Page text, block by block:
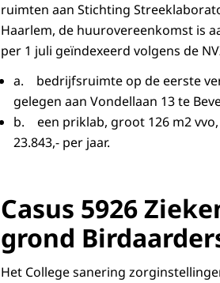
ruimten aan Stichting
Haarlem, de huurovereenkomst is
per 1 juli geïndexeerd volgens de
a. bedrijfsruimte op de eerste
gelegen aan Vondellaan 13 te
b. een priklab, groot 126 m2 vvo,
23.843,- per jaar.
Casus 5926
grond
Het College sanering